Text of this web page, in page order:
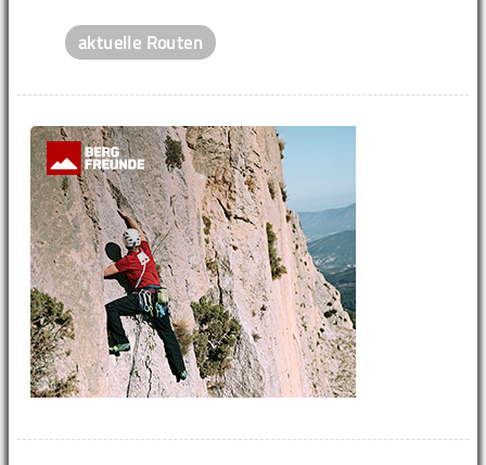
aktuelle Routen